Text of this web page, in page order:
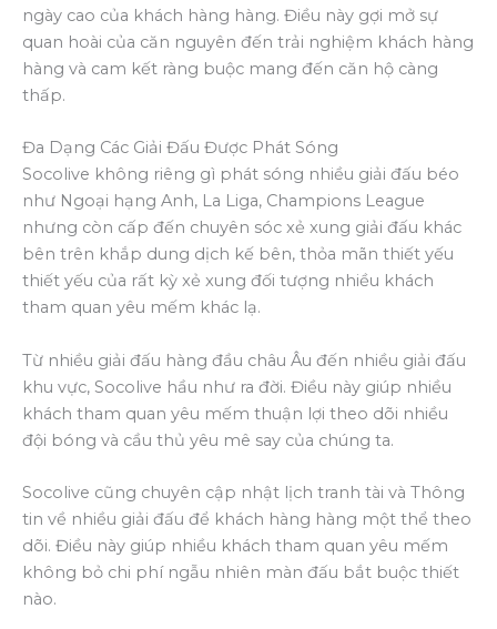
ngày cao của khách hàng hàng. Điều này gợi mở sự
quan hoài của căn nguyên đến trải nghiệm khách hàng
hàng và cam kết ràng buộc mang đến căn hộ càng
thấp.
Đa Dạng Các Giải Đấu Được Phát Sóng
Socolive không riêng gì phát sóng nhiều giải đấu béo
như Ngoại hạng Anh, La Liga, Champions League
nhưng còn cấp đến chuyên sóc xẻ xung giải đấu khác
bên trên khắp dung dịch kế bên, thỏa mãn thiết yếu
thiết yếu của rất kỳ xẻ xung đối tượng nhiều khách
tham quan yêu mếm khác lạ.
Từ nhiều giải đấu hàng đầu châu Âu đến nhiều giải đấu
khu vực, Socolive hầu như ra đời. Điều này giúp nhiều
khách tham quan yêu mếm thuận lợi theo dõi nhiều
đội bóng và cầu thủ yêu mê say của chúng ta.
Socolive cũng chuyên cập nhật lịch tranh tài và Thông
tin về nhiều giải đấu để khách hàng hàng một thể theo
dõi. Điều này giúp nhiều khách tham quan yêu mếm
không bỏ chi phí ngẫu nhiên màn đấu bắt buộc thiết
nào.